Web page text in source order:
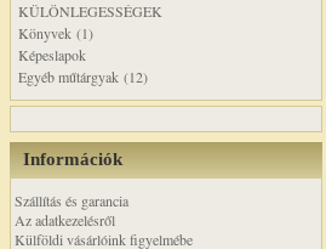
KÜLÖNLEGESSÉGEK
Könyvek (1)
Képeslapok
Egyéb műtárgyak (12)
Információk
Szállítás és garancia
Az adatkezelésről
Külföldi vásárlóink figyelmébe